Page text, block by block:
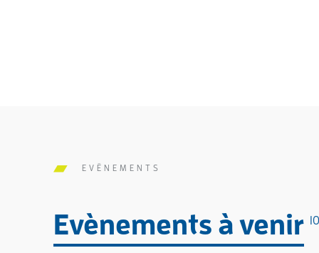
EVÊNEMENTS
Evènements à venir 10